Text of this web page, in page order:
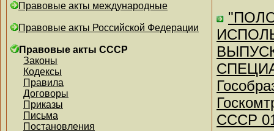
Правовые акты международные
Правовые акты Российской Федерации
Правовые акты СССР
Законы
Кодексы
Правила
Договоры
Приказы
Письма
Постановления
СССР